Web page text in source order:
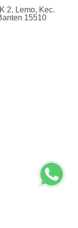
2, Lemo, Kec.
15510